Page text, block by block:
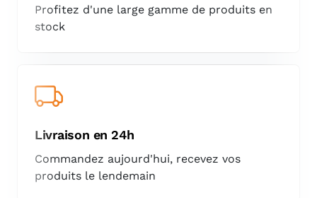
Profitez d'une large gamme de produits en
stock
Livraison en 24h
Commandez aujourd'hui, recevez vos
produits le lendemain